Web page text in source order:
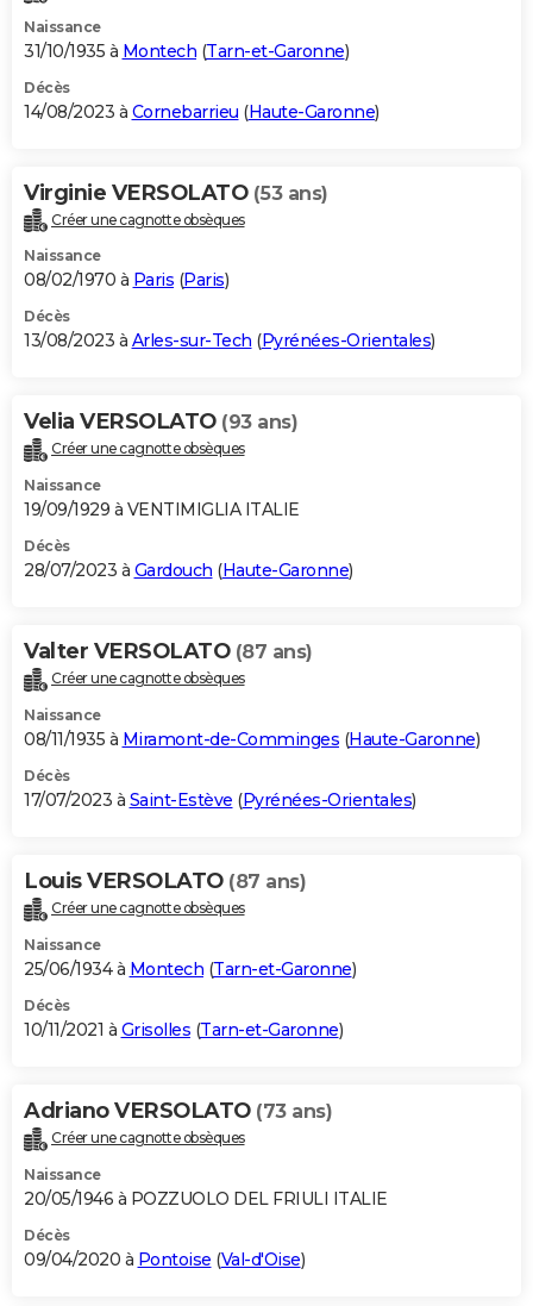
Naissance
31/10/1935 à Montech (Tarn-et-Garonne)
Décès
14/08/2023 à Cornebarrieu (Haute-Garonne)
Virginie VERSOLATO (53 ans)
Créer une cagnotte obsèques
Naissance
08/02/1970 à Paris (Paris)
Décès
13/08/2023 à Arles-sur-Tech (Pyrénées-Orientales)
Velia VERSOLATO (93 ans)
Créer une cagnotte obsèques
Naissance
19/09/1929 à VENTIMIGLIA ITALIE
Décès
28/07/2023 à Gardouch (Haute-Garonne)
Valter VERSOLATO (87 ans)
Créer une cagnotte obsèques
Naissance
08/11/1935 à Miramont-de-Comminges (Haute-Garonne)
Décès
17/07/2023 à Saint-Estève (Pyrénées-Orientales)
Louis VERSOLATO (87 ans)
Créer une cagnotte obsèques
Naissance
25/06/1934 à Montech (Tarn-et-Garonne)
Décès
10/11/2021 à Grisolles (Tarn-et-Garonne)
Adriano VERSOLATO (73 ans)
Créer une cagnotte obsèques
Naissance
20/05/1946 à POZZUOLO DEL FRIULI ITALIE
Décès
09/04/2020 à Pontoise (Val-d'Oise)